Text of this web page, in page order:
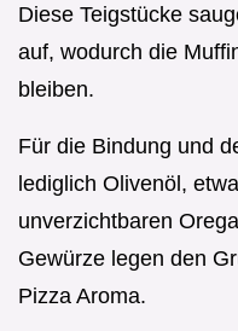
Diese Teigstücke
auf, wodurch die
bleiben.
Für die Bindung und
lediglich Olivenöl,
unverzichtbaren
Gewürze legen den
Pizza Aroma.